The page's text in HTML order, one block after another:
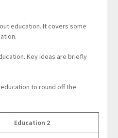
education. It covers some
Key ideas are briefly
to round off the
Education 2